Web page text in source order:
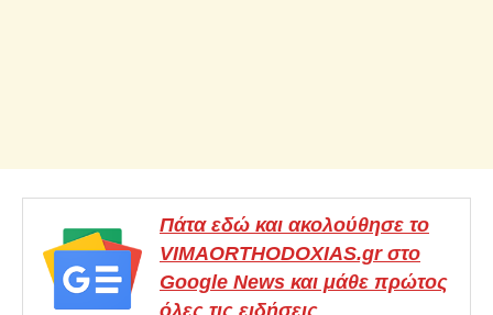
Πάτα εδώ και ακολούθησε το
VIMAORTHODOXIAS.gr στο
Google News και μάθε πρώτος
όλες τις ειδήσεις